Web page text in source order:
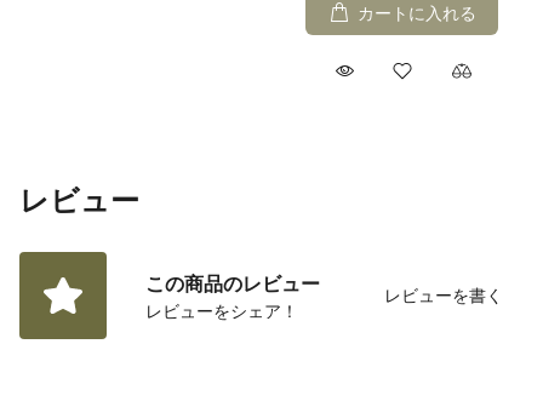
カートに入れる
レビュー
この商品のレビュー
レビューをシェア！
レビューを書く